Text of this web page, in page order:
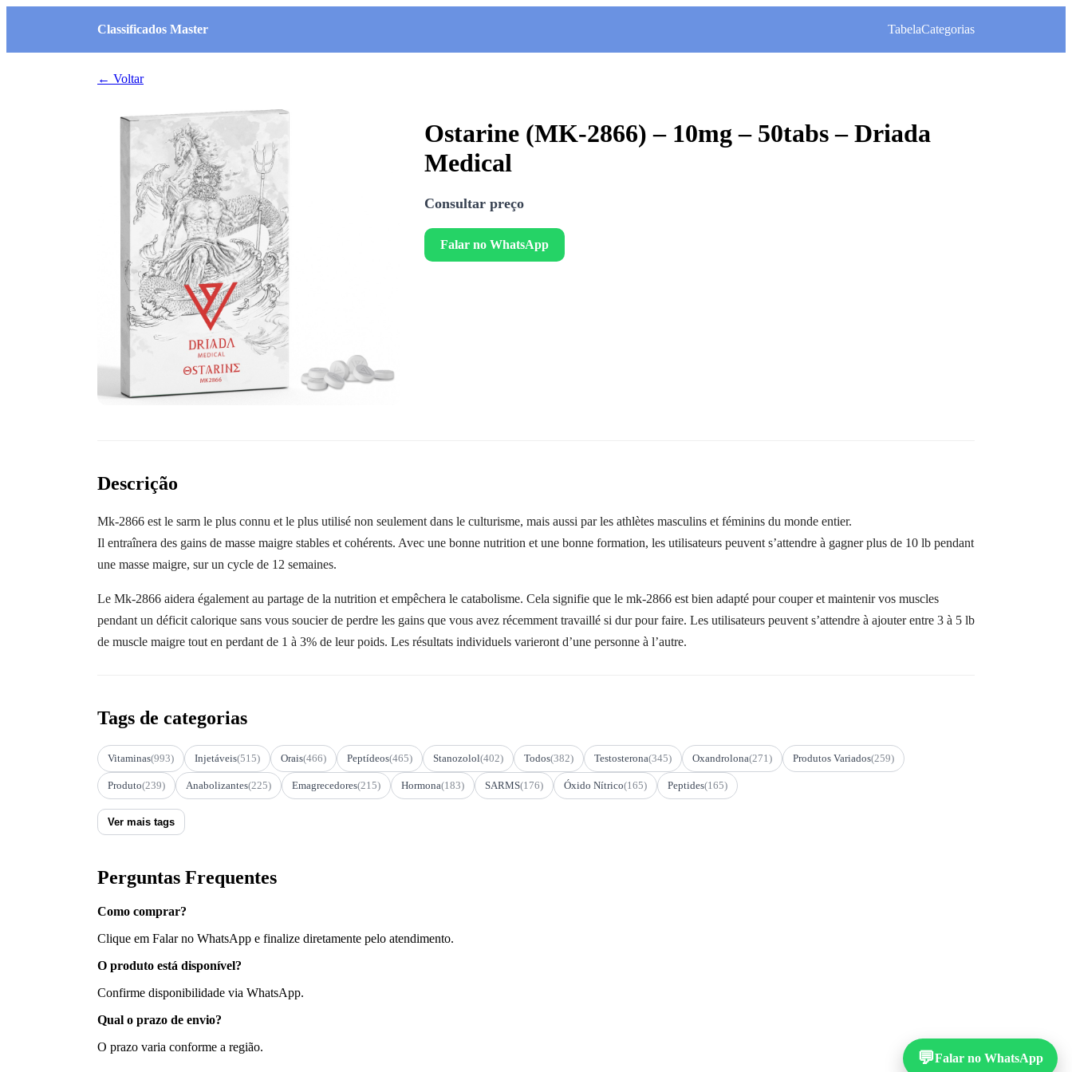
Classificados Master TabelaCategorias
← Voltar
Ostarine (MK-2866) – 10mg – 50tabs – Driada
Medical
Consultar preço
Falar no WhatsApp
Descrição
Mk-2866 est le sarm le plus connu et le plus utilisé non seulement dans le culturisme, mais aussi par les athlètes masculins et féminins du monde entier.
Il entraînera des gains de masse maigre stables et cohérents. Avec une bonne nutrition et une bonne formation, les utilisateurs peuvent s’attendre à gagner plus de 10 lb pendant
une masse maigre, sur un cycle de 12 semaines.
Le Mk-2866 aidera également au partage de la nutrition et empêchera le catabolisme. Cela signifie que le mk-2866 est bien adapté pour couper et maintenir vos muscles
pendant un déficit calorique sans vous soucier de perdre les gains que vous avez récemment travaillé si dur pour faire. Les utilisateurs peuvent s’attendre à ajouter entre 3 à 5 lb
de muscle maigre tout en perdant de 1 à 3% de leur poids. Les résultats individuels varieront d’une personne à l’autre.
Tags de categorias
Vitaminas(993) Injetáveis(515) Orais(466) Peptídeos(465) Stanozolol(402) Todos(382) Testosterona(345) Oxandrolona(271) Produtos Variados(259)
Produto(239) Anabolizantes(225) Emagrecedores(215) Hormona(183) SARMS(176) Óxido Nítrico(165) Peptides(165)
Ver mais tags
Perguntas Frequentes
Como comprar?
Clique em Falar no WhatsApp e finalize diretamente pelo atendimento.
O produto está disponível?
Confirme disponibilidade via WhatsApp.
Qual o prazo de envio?
O prazo varia conforme a região.
💬Falar no WhatsApp